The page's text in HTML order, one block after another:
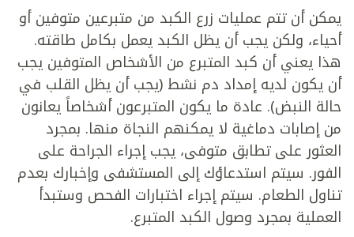
يمكن أن تتم عمليات زرع الكبد من متبرعين متوفين أو
أحياء، ولكن يجب أن يظل الكبد يعمل بكامل طاقته.
هذا يعني أن كبد المتبرع من الأشخاص المتوفين يجب
أن يكون لديه إمداد دم نشط (يجب أن يظل القلب في
حالة النبض). عادة ما يكون المتبرعون أشخاصاً يعانون
من إصابات دماغية لا يمكنهم النجاة منها. بمجرد
العثور على تطابق متوفى، يجب إجراء الجراحة على
الفور. سيتم استدعاؤك إلى المستشفى وإخبارك بعدم
تناول الطعام. سيتم إجراء اختبارات الفحص وستبدأ
العملية بمجرد وصول الكبد المتبرع.